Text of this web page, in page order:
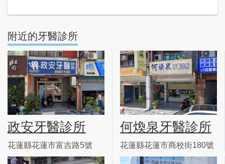
附近的牙醫診所
政安牙醫診所
花蓮縣花蓮市富吉路5號
何煥泉牙醫診所
花蓮縣花蓮市商校街180號